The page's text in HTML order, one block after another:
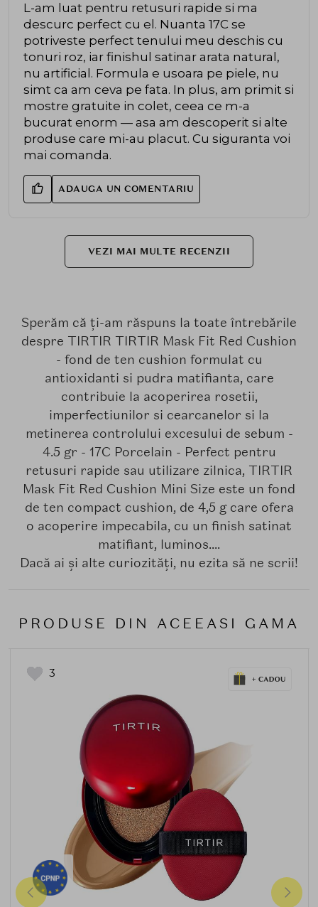
L-am luat pentru retusuri rapide si ma
descurc perfect cu el. Nuanta 17C se
potriveste perfect tenului meu deschis cu
tonuri roz, iar finishul satinar arata natural,
nu artificial. Formula e usoara pe piele, nu
simt ca am ceva pe fata. In plus, am primit si
mostre gratuite in colet, ceea ce m-a
bucurat enorm — asa am descoperit si alte
produse care mi-au placut. Cu siguranta voi
mai comanda.
ADAUGA UN COMENTARIU
VEZI MAI MULTE RECENZII
Sperăm că ți-am răspuns la toate întrebările
despre TIRTIR TIRTIR Mask Fit Red Cushion
- fond de ten cushion formulat cu
antioxidanti si pudra matifianta, care
contribuie la acoperirea rosetii,
imperfectiunilor si cearcanelor si la
metinerea controlului excesului de sebum -
4.5 gr - 17C Porcelain - Perfect pentru
retusuri rapide sau utilizare zilnica, TIRTIR
Mask Fit Red Cushion Mini Size este un fond
de ten compact cushion, de 4,5 g care ofera
o acoperire impecabila, cu un finish satinat
matifiant, luminos....
Dacă ai și alte curiozități, nu ezita să ne scrii!
PRODUSE DIN ACEEASI GAMA
3